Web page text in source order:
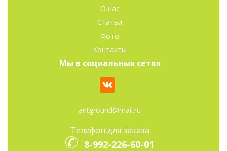
О нас
Статьи
Фото
Контакты
Мы в социальных сетях
antground@mail.ru
Телефон для заказа
8-992-226-60-01